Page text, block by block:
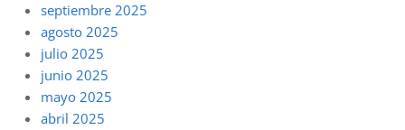
septiembre 2025
agosto 2025
julio 2025
junio 2025
mayo 2025
abril 2025